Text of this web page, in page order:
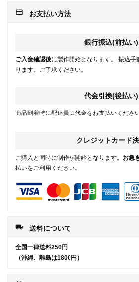
payment お支払い方法
銀行振込(前払い)
ご入金確認後に製作開始となります。 振込手
ります。ご了承ください。
代金引換(後払い)
商品到着時に配達員に代金をお支払いくださ
クレジットカード
ご購入と同時に制作が開始となります。 お急
払いをご利用ください。
local_shipping 送料について
全国一律送料250円
（沖縄、離島は1800円）